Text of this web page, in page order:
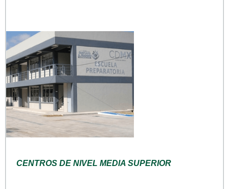
CENTROS DE NIVEL MEDIA SUPERIOR